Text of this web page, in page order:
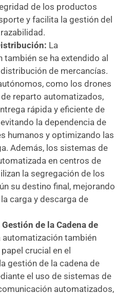
de los productos
y facilita la gestión del
La
también se ha extendido al
de mercancías.
como los drones
reparto automatizados,
rápida y eficiente de
la dependencia de
humanos y optimizando las
Además, los sistemas de
en centros de
la segregación de los
su destino final, mejorando
la carga y descarga de
de la Cadena de
automatización también
crucial en el
gestión de la cadena de
el uso de sistemas de
automatizados,